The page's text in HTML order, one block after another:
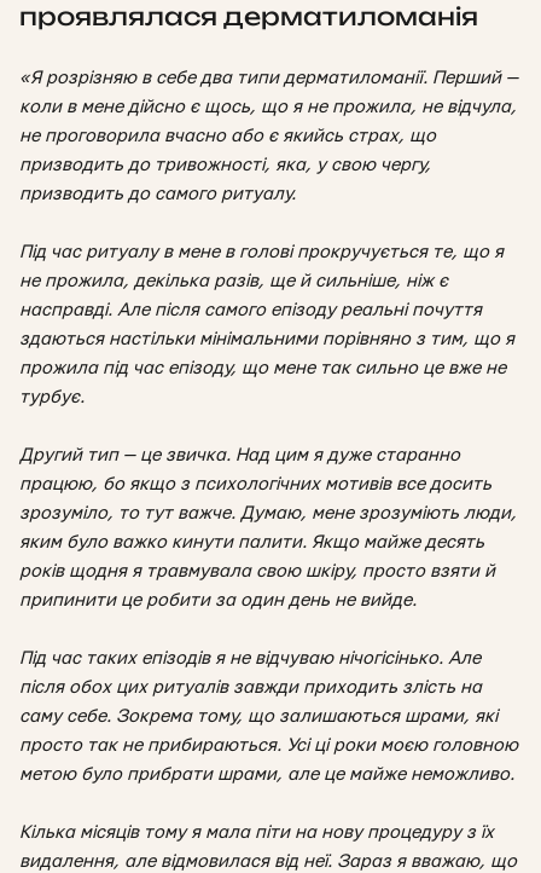
проявлялася дерматиломанія
«Я розрізняю в себе два типи дерматиломанії. Перший —
коли в мене дійсно є щось, що я не прожила, не відчула,
не проговорила вчасно або є якийсь страх, що
призводить до тривожності, яка, у свою чергу,
призводить до самого ритуалу.
Під час ритуалу в мене в голові прокручується те, що я
не прожила, декілька разів, ще й сильніше, ніж є
насправді. Але після самого епізоду реальні почуття
здаються настільки мінімальними порівняно з тим, що я
прожила під час епізоду, що мене так сильно це вже не
турбує.
Другий тип — це звичка. Над цим я дуже старанно
працюю, бо якщо з психологічних мотивів все досить
зрозуміло, то тут важче. Думаю, мене зрозуміють люди,
яким було важко кинути палити. Якщо майже десять
років щодня я травмувала свою шкіру, просто взяти й
припинити це робити за один день не вийде.
Під час таких епізодів я не відчуваю нічогісінько. Але
після обох цих ритуалів завжди приходить злість на
саму себе. Зокрема тому, що залишаються шрами, які
просто так не прибираються. Усі ці роки моєю головною
метою було прибрати шрами, але це майже неможливо.
Кілька місяців тому я мала піти на нову процедуру з їх
видалення, але відмовилася від неї. Зараз я вважаю, що